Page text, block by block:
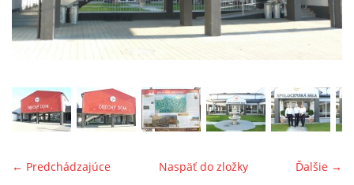
ONÁS
← Predchádzajúce Ďalšie →
Naspäť do zložky